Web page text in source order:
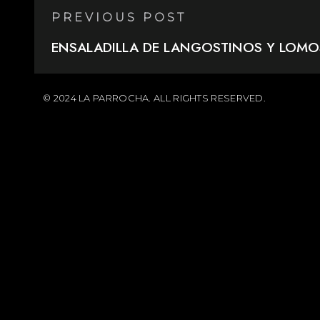
PREVIOUS POST
ENSALADILLA DE LANGOSTINOS Y
© 2024 LA PARROCHA. ALL RIGHTS RESERVED.